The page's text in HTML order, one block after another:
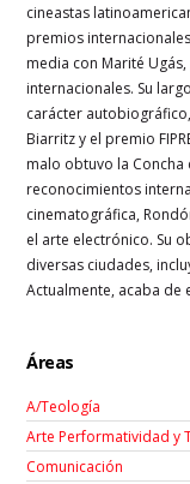
cineastas
premios
media con Marité
internacionales. Su
carácter
Biarritz y el premio
malo obtuvo la Concha
reconocimientos
cinematográfica,
el arte electrónico. Su
diversas ciudades,
Actualmente, acaba de
Áreas
A/Teología
Arte Performatividad y
Comunicación